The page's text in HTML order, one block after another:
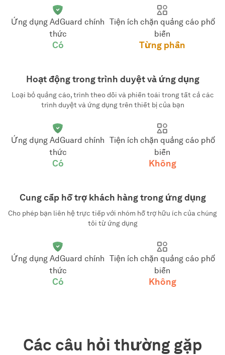
Ứng dụng AdGuard chính
thức
Có
Tiện ích chặn quảng cáo phổ
biến
Từng phần
Hoạt động trong trình duyệt và ứng dụng
Loại bỏ quảng cáo, trình theo dõi và phiền toái trong tất cả các
trình duyệt và ứng dụng trên thiết bị của bạn
Ứng dụng AdGuard chính
thức
Có
Tiện ích chặn quảng cáo phổ
biến
Không
Cung cấp hỗ trợ khách hàng trong ứng dụng
Cho phép bạn liên hệ trực tiếp với nhóm hỗ trợ hữu ích của chúng
tôi từ ứng dụng
Ứng dụng AdGuard chính
thức
Có
Tiện ích chặn quảng cáo phổ
biến
Không
Các câu hỏi thường gặp